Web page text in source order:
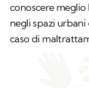
conoscere meglio
negli spazi urbani
caso di